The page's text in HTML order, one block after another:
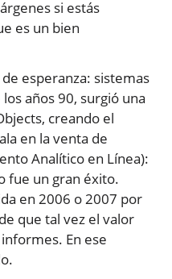
si estás
es un bien
esperanza: sistemas
años 90, surgió una
creando el
en la venta de
Analítico en Línea):
fue un gran éxito.
en 2006 o 2007 por
que tal vez el valor
En ese